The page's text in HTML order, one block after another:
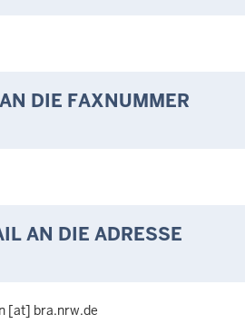
DIE FAXNUMMER
AN DIE ADRESSE
[at] bra.nrw.de